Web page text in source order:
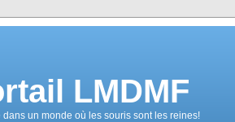
LMDMF
dans un monde où les souris sont les reines!